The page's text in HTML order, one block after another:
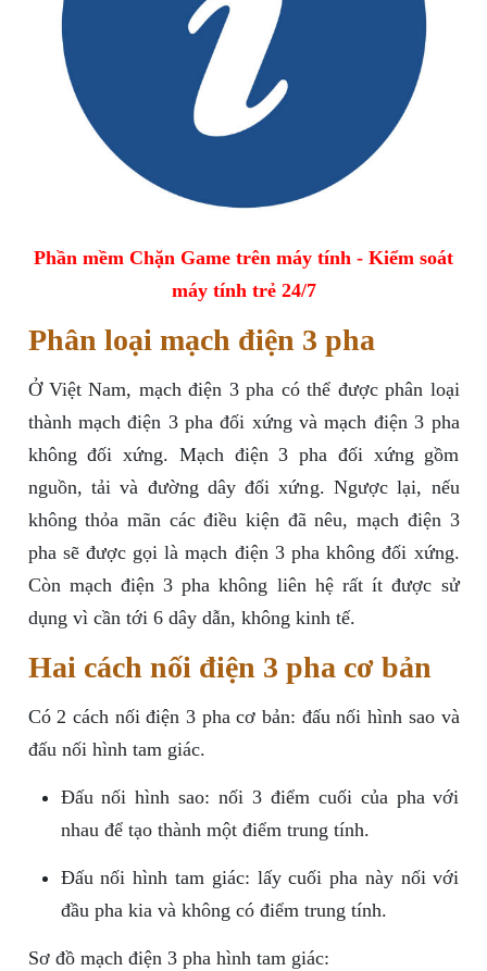
Phần mềm Chặn Game trên máy tính - Kiểm soát
máy tính trẻ 24/7
Phân loại mạch điện 3 pha
Ở Việt Nam, mạch điện 3 pha có thể được phân loại
thành mạch điện 3 pha đối xứng và mạch điện 3 pha
không đối xứng. Mạch điện 3 pha đối xứng gồm
nguồn, tải và đường dây đối xứng. Ngược lại, nếu
không thỏa mãn các điều kiện đã nêu, mạch điện 3
pha sẽ được gọi là mạch điện 3 pha không đối xứng.
Còn mạch điện 3 pha không liên hệ rất ít được sử
dụng vì cần tới 6 dây dẫn, không kinh tế.
Hai cách nối điện 3 pha cơ bản
Có 2 cách nối điện 3 pha cơ bản: đấu nối hình sao và
đấu nối hình tam giác.
Đấu nối hình sao: nối 3 điểm cuối của pha với
nhau để tạo thành một điểm trung tính.
Đấu nối hình tam giác: lấy cuối pha này nối với
đầu pha kia và không có điểm trung tính.
Sơ đồ mạch điện 3 pha hình tam giác: